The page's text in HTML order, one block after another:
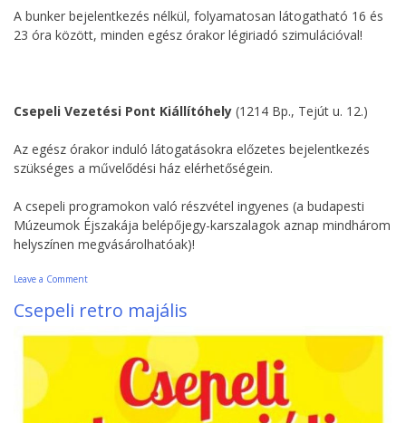
A bunker bejelentkezés nélkül, folyamatosan látogatható 16 és
23 óra között, minden egész órakor légiriadó szimulációval!
Csepeli Vezetési Pont Kiállítóhely (1214 Bp., Tejút u. 12.)
Az egész órakor induló látogatásokra előzetes bejelentkezés
szükséges a művelődési ház elérhetőségein.
A csepeli programokon való részvétel ingyenes (a budapesti
Múzeumok Éjszakája belépőjegy-karszalagok aznap mindhárom
helyszínen megvásárolhatóak)!
Leave a Commenton
Éjszakája
2017
Csepeli retro majális